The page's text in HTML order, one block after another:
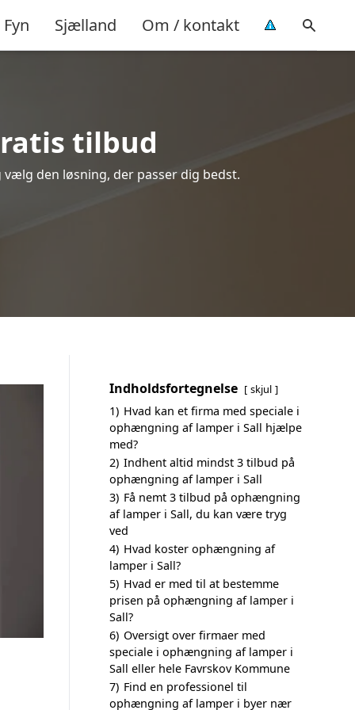
Fyn Sjælland Om / kontakt
tilbud
den løsning, der passer dig bedst.
Indholdsfortegnelse skjul
1) Hvad kan et firma med speciale i
ophængning af lamper i Sall hjælpe
med?
2) Indhent altid mindst 3 tilbud på
ophængning af lamper i Sall
3) Få nemt 3 tilbud på ophængning
af lamper i Sall, du kan være tryg
ved
4) Hvad koster ophængning af
lamper i Sall?
5) Hvad er med til at bestemme
prisen på ophængning af lamper i
Sall?
6) Oversigt over firmaer med
speciale i ophængning af lamper i
Sall eller hele Favrskov Kommune
7) Find en professionel til
ophængning af lamper i byer nær